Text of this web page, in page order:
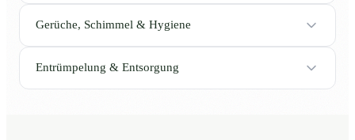
Gerüche, Schimmel & Hygiene
Entrümpelung & Entsorgung